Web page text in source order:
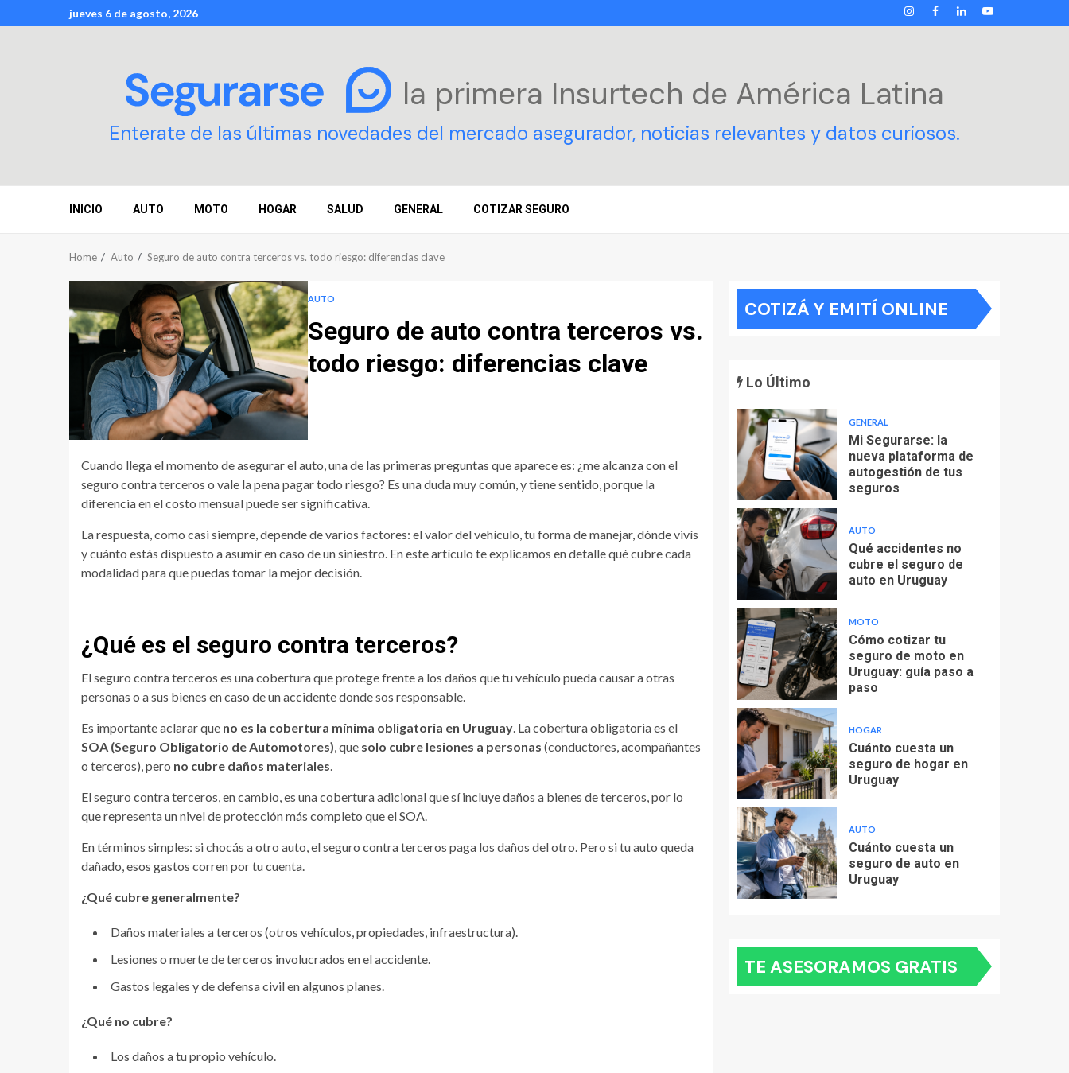
to
jueves 6 de agosto, 2026 INSTAGRAM
FACEBOOK
LINKEDIN
YOUTUBE
la primera Insurtech de América Latina
Enterate de las últimas novedades del mercado asegurador, noticias relevantes y datos curiosos.
INICIO AUTO MOTO HOGAR SALUD GENERAL COTIZAR SEGURO
Home Auto Seguro de auto contra terceros vs. todo riesgo: diferencias clave
AUTO
Seguro de auto contra terceros vs.
todo riesgo: diferencias clave
Cuando llega el momento de asegurar el auto, una de las primeras preguntas que aparece es: ¿me alcanza con el
seguro contra terceros o vale la pena pagar todo riesgo? Es una duda muy común, y tiene sentido, porque la
diferencia en el costo mensual puede ser significativa.
La respuesta, como casi siempre, depende de varios factores: el valor del vehículo, tu forma de manejar, dónde vivís
y cuánto estás dispuesto a asumir en caso de un siniestro. En este artículo te explicamos en detalle qué cubre cada
modalidad para que puedas tomar la mejor decisión.
¿Qué es el seguro contra terceros?
El seguro contra terceros es una cobertura que protege frente a los daños que tu vehículo pueda causar a otras
personas o a sus bienes en caso de un accidente donde sos responsable.
Es importante aclarar que no es la cobertura mínima obligatoria en Uruguay. La cobertura obligatoria es el
SOA (Seguro Obligatorio de Automotores), que solo cubre lesiones a personas (conductores, acompañantes
o terceros), pero no cubre daños materiales.
El seguro contra terceros, en cambio, es una cobertura adicional que sí incluye daños a bienes de terceros, por lo
que representa un nivel de protección más completo que el SOA.
En términos simples: si chocás a otro auto, el seguro contra terceros paga los daños del otro. Pero si tu auto queda
dañado, esos gastos corren por tu cuenta.
¿Qué cubre generalmente?
Daños materiales a terceros (otros vehículos, propiedades, infraestructura).
Lesiones o muerte de terceros involucrados en el accidente.
Gastos legales y de defensa civil en algunos planes.
¿Qué no cubre?
Los daños a tu propio vehículo.
COTIZÁ Y EMITÍ ONLINE
Lo Último
GENERAL
Mi Segurarse: la
nueva plataforma de
autogestión de tus
seguros
AUTO
Qué accidentes no
cubre el seguro de
auto en Uruguay
MOTO
Cómo cotizar tu
seguro de moto en
Uruguay: guía paso a
paso
HOGAR
Cuánto cuesta un
seguro de hogar en
Uruguay
AUTO
Cuánto cuesta un
seguro de auto en
Uruguay
TE ASESORAMOS GRATIS